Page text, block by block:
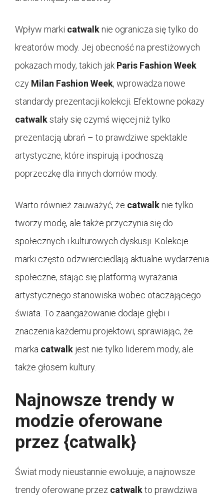
Wpływ marki catwalknie ogranicza się tylko do
kreatorów mody. Jej obecność na prestiżowych
pokazach mody, takich jak Paris Fashion Week
czy Milan Fashion Week, wprowadza nowe
standardy prezentacji kolekcji. Efektowne pokazy
catwalkstały się czymś więcej niż tylko
prezentacją ubrań – to prawdziwe spektakle
artystyczne, które inspirują i podnoszą
poprzeczkę dla innych domów mody.
Warto również zauważyć, że catwalknie tylko
tworzy modę, ale także przyczynia się do
społecznych i kulturowych dyskusji. Kolekcje
marki często odzwierciedlają aktualne wydarzenia
społeczne, stając się platformą wyrażania
artystycznego stanowiska wobec otaczającego
świata. To zaangażowanie dodaje głębi i
znaczenia każdemu projektowi, sprawiając, że
marka catwalk jest nie tylko liderem mody, ale
także głosem kultury.
Najnowsze trendy w
modzie oferowane
przez {catwalk}
Świat mody nieustannie ewoluuje, a najnowsze
trendy oferowane przez catwalkto prawdziwa